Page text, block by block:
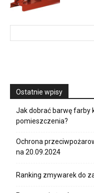
Ostatnie wpisy
Jak dobrać barwę farby
pomieszczenia?
Ochrona
na 20.09.2024
Ranking zmywarek do